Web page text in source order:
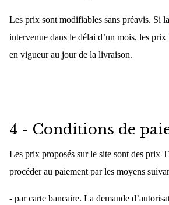
Les prix sont modifiables sans préavis. Si
intervenue dans le délai d’un mois, les prix
en vigueur au jour de la livraison.
4 - Conditions de
Les prix proposés sur le site sont des prix
procéder au paiement par les moyens
- par carte bancaire. La demande